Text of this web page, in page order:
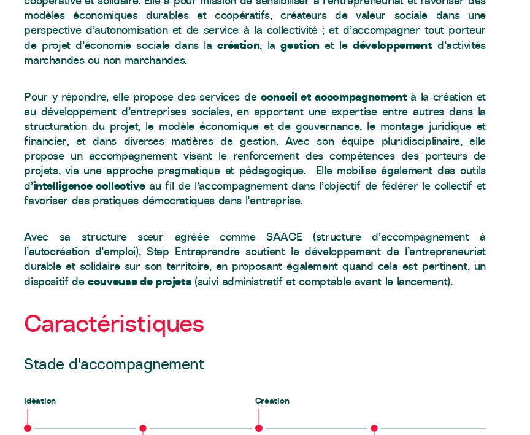
modèles économiques durables et coopératifs, créateurs de valeur sociale dans une
perspective d’autonomisation et de service à la collectivité ; et d’accompagner tout porteur
de projet d’économie sociale dans lacréation, lagestionet ledéveloppement d’activités
marchandes ou non marchandes.
Pour y répondre, elle propose des services deconseil et accompagnementà la création et
au développement d’entreprises sociales, en apportant une expertise entre autres dans la
structuration du projet, le modèle économique et de gouvernance, le montage juridique et
financier, et dans diverses matières de gestion. Avec son équipe pluridisciplinaire, elle
propose un accompagnement visant le renforcement des compétences des porteurs de
projets, via une approche pragmatique et pédagogique. Elle mobilise également des outils
d’intelligence collectiveau fil de l’accompagnement dans l’objectif de fédérer le collectif et
favoriser des pratiques démocratiques dans l’entreprise.
Avec sa structure sœur agréée comme SAACE (structure d’accompagnement à
l’autocréation d’emploi), Step Entreprendre soutient le développement de l’entrepreneuriat
durable et solidaire sur son territoire, en proposant également quand cela est pertinent, un
dispositif decouveuse de projets (suivi administratif et comptable avant le lancement).
Caractéristiques
Stade d'accompagnement
Idéation Création